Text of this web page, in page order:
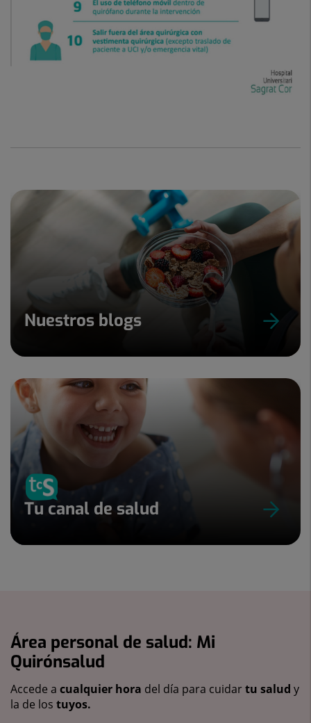
Nuestros blogs
Tu canal de salud
Área personal de salud: Mi
Quirónsalud
Accede a cualquier hora del día para cuidartu salud y
la de los tuyos.